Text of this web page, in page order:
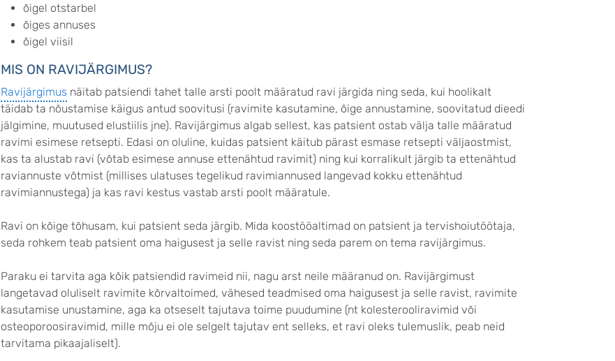
õigel otstarbel
õiges annuses
õigel viisil
MIS ON RAVIJÄRGIMUS?
Ravijärgimus näitab patsiendi tahet talle arsti poolt määratud ravi järgida ning seda, kui hoolikalt
täidab ta nõustamise käigus antud soovitusi (ravimite kasutamine, õige annustamine, soovitatud dieedi
jälgimine, muutused elustiilis jne). Ravijärgimus algab sellest, kas patsient ostab välja talle määratud
ravimi esimese retsepti. Edasi on oluline, kuidas patsient käitub pärast esmase retsepti väljaostmist,
kas ta alustab ravi (võtab esimese annuse ettenähtud ravimit) ning kui korralikult järgib ta ettenähtud
raviannuste võtmist (millises ulatuses tegelikud ravimiannused langevad kokku ettenähtud
ravimiannustega) ja kas ravi kestus vastab arsti poolt määratule.
Ravi on kõige tõhusam, kui patsient seda järgib. Mida koostööaltimad on patsient ja tervishoiutöötaja,
seda rohkem teab patsient oma haigusest ja selle ravist ning seda parem on tema ravijärgimus.
Paraku ei tarvita aga kõik patsiendid ravimeid nii, nagu arst neile määranud on. Ravijärgimust
langetavad oluliselt ravimite kõrvaltoimed, vähesed teadmised oma haigusest ja selle ravist, ravimite
kasutamise unustamine, aga ka otseselt tajutava toime puudumine (nt kolesterooliravimid või
osteoporoosiravimid, mille mõju ei ole selgelt tajutav ent selleks, et ravi oleks tulemuslik, peab neid
tarvitama pikaajaliselt).